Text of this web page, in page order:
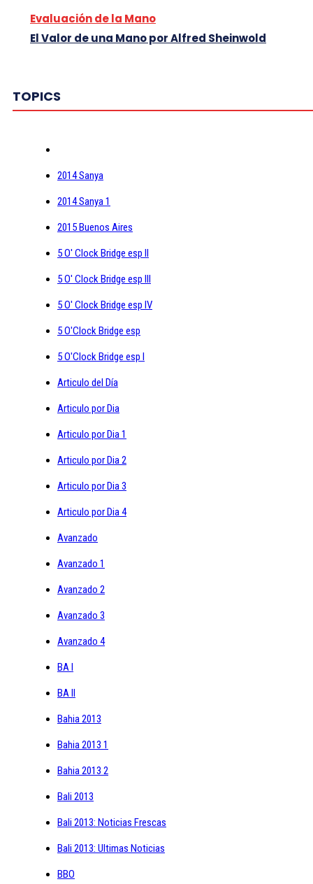
Evaluación de la Mano
El Valor de una Mano por Alfred Sheinwold
TOPICS
2014 Sanya
2014 Sanya 1
2015 Buenos Aires
5 O' Clock Bridge esp II
5 O' Clock Bridge esp III
5 O' Clock Bridge esp IV
5 O'Clock Bridge esp
5 O'Clock Bridge esp I
Articulo del Día
Articulo por Dia
Articulo por Dia 1
Articulo por Dia 2
Articulo por Dia 3
Articulo por Dia 4
Avanzado
Avanzado 1
Avanzado 2
Avanzado 3
Avanzado 4
BA I
BA II
Bahia 2013
Bahia 2013 1
Bahia 2013 2
Bali 2013
Bali 2013: Noticias Frescas
Bali 2013: Ultimas Noticias
BBO